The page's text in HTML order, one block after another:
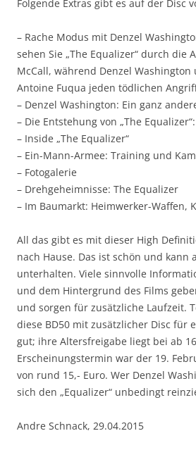
Folgende Extras gibt es auf der Disc
– Rache Modus mit Denzel
sehen Sie „The Equalizer“ durch die
McCall, während Denzel Washington
Antoine Fuqua jeden tödlichen
– Denzel Washington: Ein ganz
– Die Entstehung von „The
– Inside „The Equalizer“
– Ein-Mann-Armee: Training und
– Fotogalerie
– Drehgeheimnisse: The Equalizer
– Im Baumarkt: Heimwerker-Waffen,
All das gibt es mit dieser High
nach Hause. Das ist schön und
unterhalten. Viele sinnvolle
und dem Hintergrund des Films
und sorgen für zusätzliche Laufzeit.
diese BD50 mit zusätzlicher Disc für
gut; ihre Altersfreigabe liegt bei ab
Erscheinungstermin war der 19.
von rund 15,- Euro. Wer Denzel
sich den „Equalizer“ unbedingt
Andre Schnack, 29.04.2015